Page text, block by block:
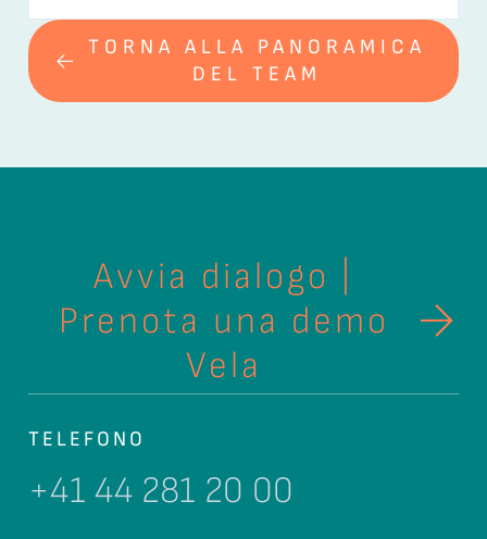
TORNA ALLA PANORAMICA
DEL TEAM
Avvia dialogo |
Prenota una demo
Vela
TELEFONO
+41 44 281 20 00